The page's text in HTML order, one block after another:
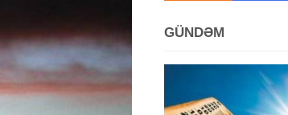
GÜNDƏM